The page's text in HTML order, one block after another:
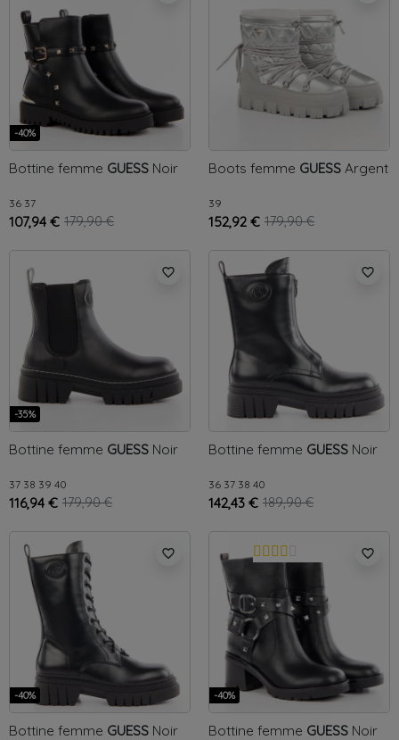
-40%
Bottine femme GUESS Noir
36 37
107,94 € 179,90 €
Boots femme GUESS Argent
39
152,92 € 179,90 €
favorite_border
-35%
Bottine femme GUESS Noir
37 38 39 40
116,94 € 179,90 €
favorite_border
Bottine femme GUESS Noir
36 37 38 40
142,43 € 189,90 €
favorite_border
-40%
Bottine femme GUESS Noir
favorite_border
-40%
Bottine femme GUESS Noir